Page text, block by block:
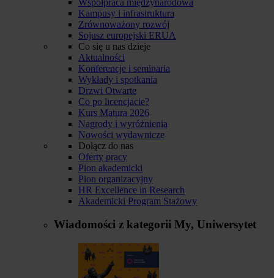
Kampusy i infrastruktura
Zrównoważony rozwój
Sojusz europejski ERUA
Co się u nas dzieje
Aktualności
Konferencje i seminaria
Wykłady i spotkania
Drzwi Otwarte
Co po licencjacie?
Kurs Matura 2026
Nagrody i wyróżnienia
Nowości wydawnicze
Dołącz do nas
Oferty pracy
Pion akademicki
Pion organizacyjny
HR Excellence in Research
Akademicki Program Stażowy
Wiadomości z kategorii My, Uniwersytet